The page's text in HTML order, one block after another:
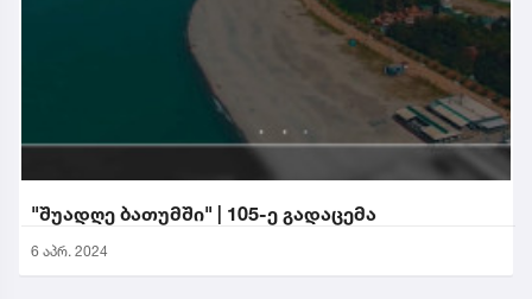
"შუადღე ბათუმში" | 105-ე გადაცემა
6 აპრ. 2024